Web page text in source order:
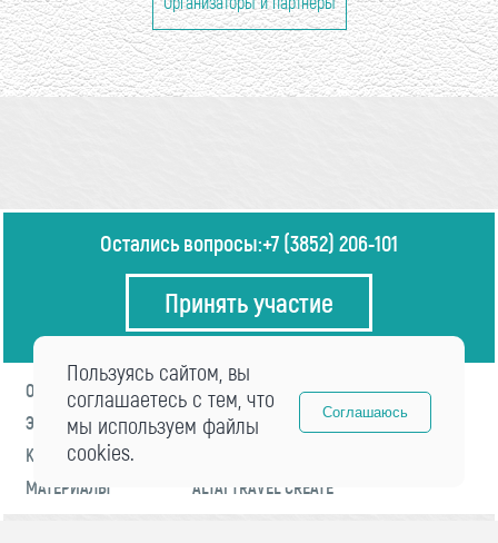
Остались вопросы:+7 (3852) 206-101
Принять участие
О ФОРУМЕ
ПРОГРАММА
ЭКСПЕРТЫ
НОВОСТИ
КОНТАКТЫ
МАТЕРИАЛЫ
ALTAI TRAVEL CREATE
Пользуясь сайтом, вы
соглашаетесь с тем, что
мы используем файлы
cookies.
Соглашаюсь